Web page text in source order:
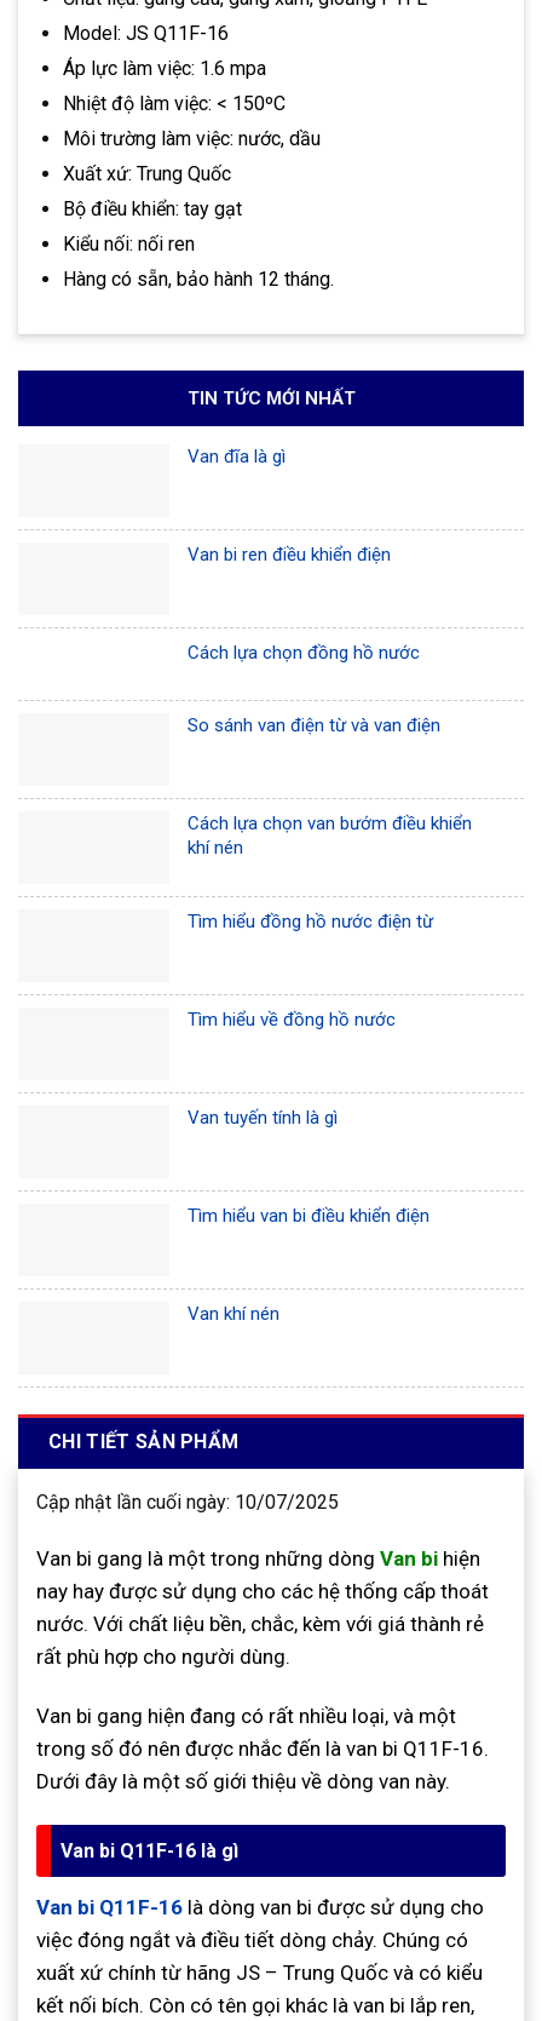
Model: JS Q11F-16
Áp lực làm việc: 1.6 mpa
Nhiệt độ làm việc: < 150ºC
Môi trường làm việc: nước, dầu
Xuất xứ: Trung Quốc
Bộ điều khiển: tay gạt
Kiểu nối: nối ren
Hàng có sẵn, bảo hành 12 tháng.
TIN TỨC MỚI NHẤT
Van đĩa là gì
Van bi ren điều khiển điện
Cách lựa chọn đồng hồ nước
So sánh van điện từ và van điện
Cách lựa chọn van bướm điều khiển
khí nén
Tìm hiểu đồng hồ nước điện từ
Tìm hiểu về đồng hồ nước
Van tuyến tính là gì
Tìm hiểu van bi điều khiển điện
Van khí nén
CHI TIẾT SẢN PHẨM
Cập nhật lần cuối ngày: 10/07/2025
Van bi gang là một trong những dòng Van bi hiện
nay hay được sử dụng cho các hệ thống cấp thoát
nước. Với chất liệu bền, chắc, kèm với giá thành rẻ
rất phù hợp cho người dùng.
Van bi gang hiện đang có rất nhiều loại, và một
trong số đó nên được nhắc đến là van bi Q11F-16.
Dưới đây là một số giới thiệu về dòng van này.
Van bi Q11F-16 là gì
Van bi Q11F-16 là dòng van bi được sử dụng cho
việc đóng ngắt và điều tiết dòng chảy. Chúng có
xuất xứ chính từ hãng JS – Trung Quốc và có kiểu
kết nối bích. Còn có tên gọi khác là van bi lắp ren,